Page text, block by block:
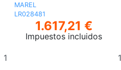
MAREL
LR028481
1.617,21 €
Impuestos incluidos